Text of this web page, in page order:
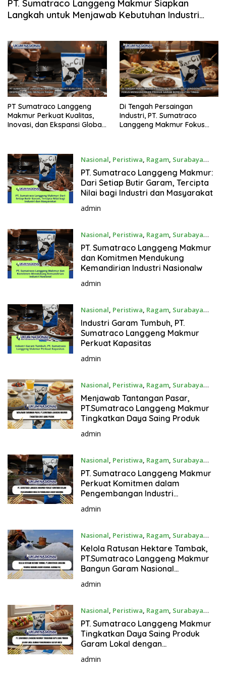
PT. Sumatraco Langgeng Makmur Siapkan
Langkah untuk Menjawab Kebutuhan Industri
PT Sumatraco Langgeng
Makmur Perkuat Kualitas,
Inovasi, dan Ekspansi Global
Di Tengah Persaingan
Industri, PT. Sumatraco
Langgeng Makmur Fokus
Nasional Peristiwa Ragam, Surabaya
June 20, 2026
PT. Sumatraco Langgeng Makmur:
Dari Setiap Butir Garam, Tercipta
Nilai bagi Industri dan Masyarakat
admin
Nasional Peristiwa Ragam, Surabaya
June 9, 2026
PT. Sumatraco Langgeng Makmur
dan Komitmen Mendukung
Kemandirian Industri Nasionalw
admin
Nasional Peristiwa Ragam, Surabaya
April 8, 2026
Industri Garam Tumbuh, PT.
Sumatraco Langgeng Makmur
Perkuat Kapasitas
admin
Nasional Peristiwa Ragam, Surabaya
March 29, 2026
Menjawab Tantangan Pasar,
PT.Sumatraco Langgeng Makmur
Tingkatkan Daya Saing Produk
admin
Nasional Peristiwa Ragam, Surabaya
March 7, 2026
PT. Sumatraco Langgeng Makmur
Perkuat Komitmen dalam
Pengembangan Industri
admin
Nasional Peristiwa Ragam, Surabaya
February 4, 2026
Kelola Ratusan Hektare Tambak,
PT.Sumatraco Langgeng Makmur
Bangun Garam Nasional
admin
Nasional Peristiwa Ragam, Surabaya
February 1, 2026
PT. Sumatraco Langgeng Makmur
Tingkatkan Daya Saing Produk
Garam Lokal dengan
admin